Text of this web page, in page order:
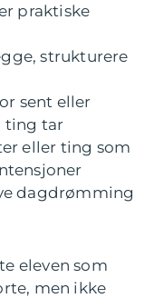
praktiske
strukturere
sent eller
ting tar
eller ting som
dagdrømming
eleven som
men ikke